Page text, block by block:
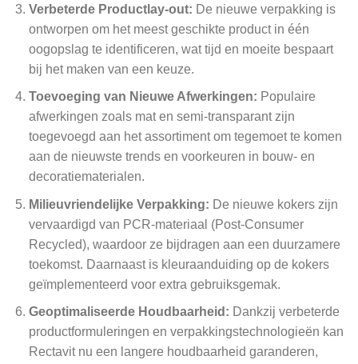
Verbeterde Productlay-out: De nieuwe verpakking is
ontworpen om het meest geschikte product in één
oogopslag te identificeren, wat tijd en moeite bespaart
bij het maken van een keuze.
Toevoeging van Nieuwe Afwerkingen: Populaire
afwerkingen zoals mat en semi-transparant zijn
toegevoegd aan het assortiment om tegemoet te komen
aan de nieuwste trends en voorkeuren in bouw- en
decoratiematerialen.
Milieuvriendelijke Verpakking: De nieuwe kokers zijn
vervaardigd van PCR-materiaal (Post-Consumer
Recycled), waardoor ze bijdragen aan een duurzamere
toekomst. Daarnaast is kleuraanduiding op de kokers
geïmplementeerd voor extra gebruiksgemak.
Geoptimaliseerde Houdbaarheid: Dankzij verbeterde
productformuleringen en verpakkingstechnologieën kan
Rectavit nu een langere houdbaarheid garanderen,